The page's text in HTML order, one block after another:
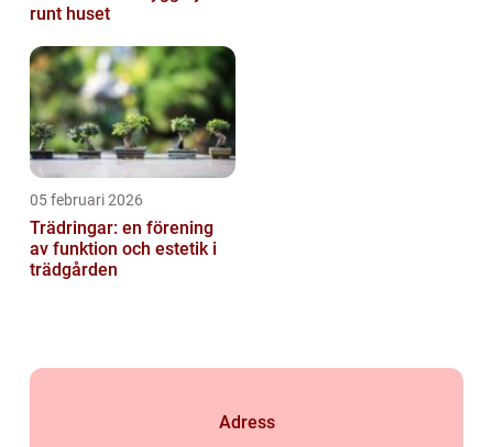
runt huset
05 februari 2026
Trädringar: en förening
av funktion och estetik i
trädgården
Adress